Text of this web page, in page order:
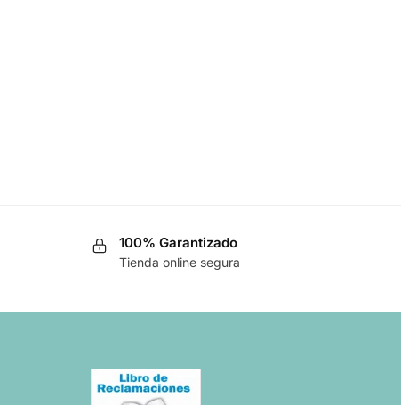
100% Garantizado
Tienda online segura